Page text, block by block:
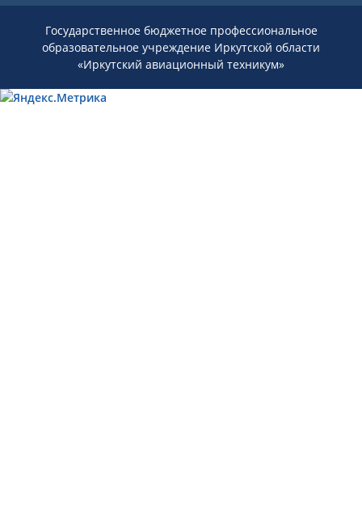
Государственное бюджетное профессиональное
образовательное учреждение Иркутской области
«Иркутский авиационный техникум»